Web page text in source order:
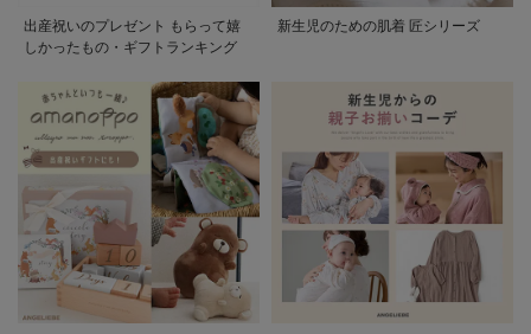
出産祝いのプレゼント もらって嬉
しかったもの・ギフトランキング
新生児のための肌着 匠シリーズ